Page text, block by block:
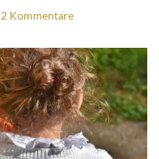
2 Kommentare